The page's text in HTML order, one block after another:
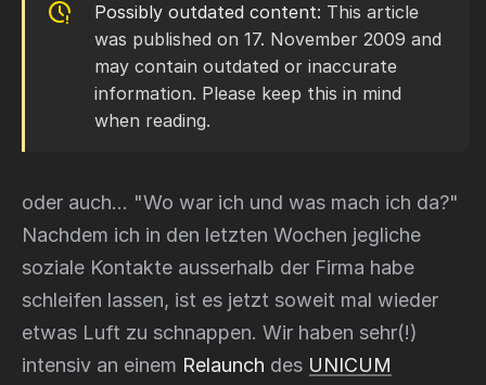
Possibly outdated content: This article
was published on 17. November 2009 and
may contain outdated or inaccurate
information. Please keep this in mind
when reading.
oder auch... "Wo war ich und was mach ich da?"
Nachdem ich in den letzten Wochen jegliche
soziale Kontakte ausserhalb der Firma habe
schleifen lassen, ist es jetzt soweit mal wieder
etwas Luft zu schnappen. Wir haben sehr(!)
intensiv an einem Relaunch des UNICUM